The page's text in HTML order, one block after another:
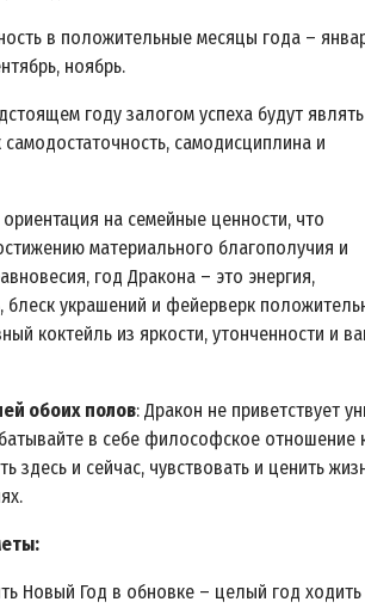
в положительные месяцы года –
ноябрь.
году залогом успеха будут
самодостаточность, самодисциплина и
на семейные ценности, что
материального благополучия и
год Дракона – это энергия,
блеск украшений и фейерверк
коктейль из яркости, утонченности и
обоих полов: Дракон не приветствует
в себе философское отношение
здесь и сейчас, чувствовать и ценить
Новый Год в обновке – целый год